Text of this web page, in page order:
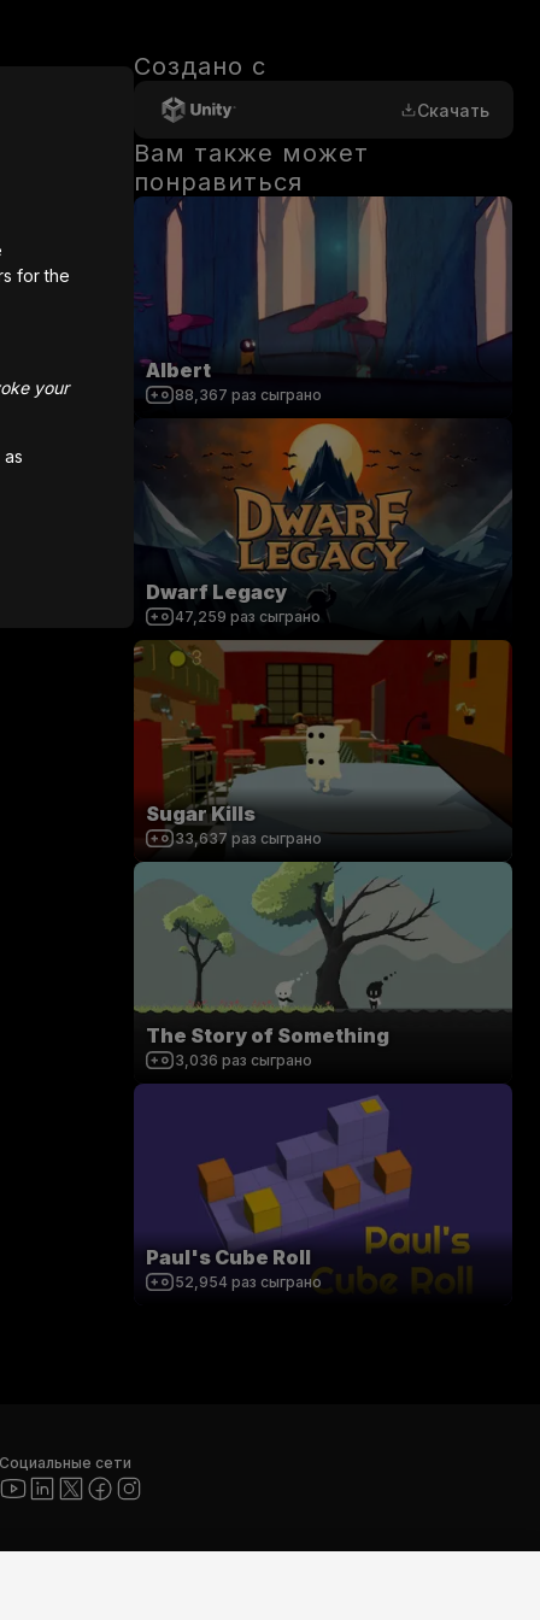
Создано с
Скачать
Вам также может
понравиться
Albert
88,367 раз сыграно
Dwarf Legacy
47,259 раз сыграно
Sugar Kills
33,637 раз сыграно
The Story of Something
3,036 раз сыграно
Paul's Cube Roll
52,954 раз сыграно
Социальные сети
for the
your